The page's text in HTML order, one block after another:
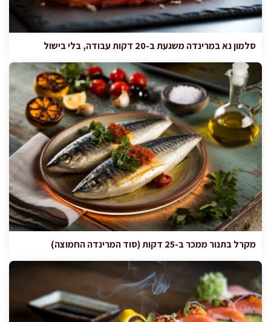
סלמון נא במרינדה משגעת ב-20 דקות עבודה, בלי בישול
מקרל בתנור ממכר ב-25 דקות (סוד המרינדה החמוצה)